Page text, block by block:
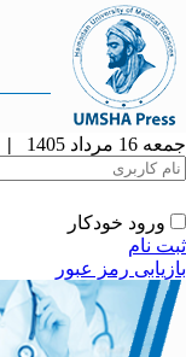
جمعه 16 مرداد 1405 |
ورود خودکار
ثبت نام
بازیابی رمز عبور